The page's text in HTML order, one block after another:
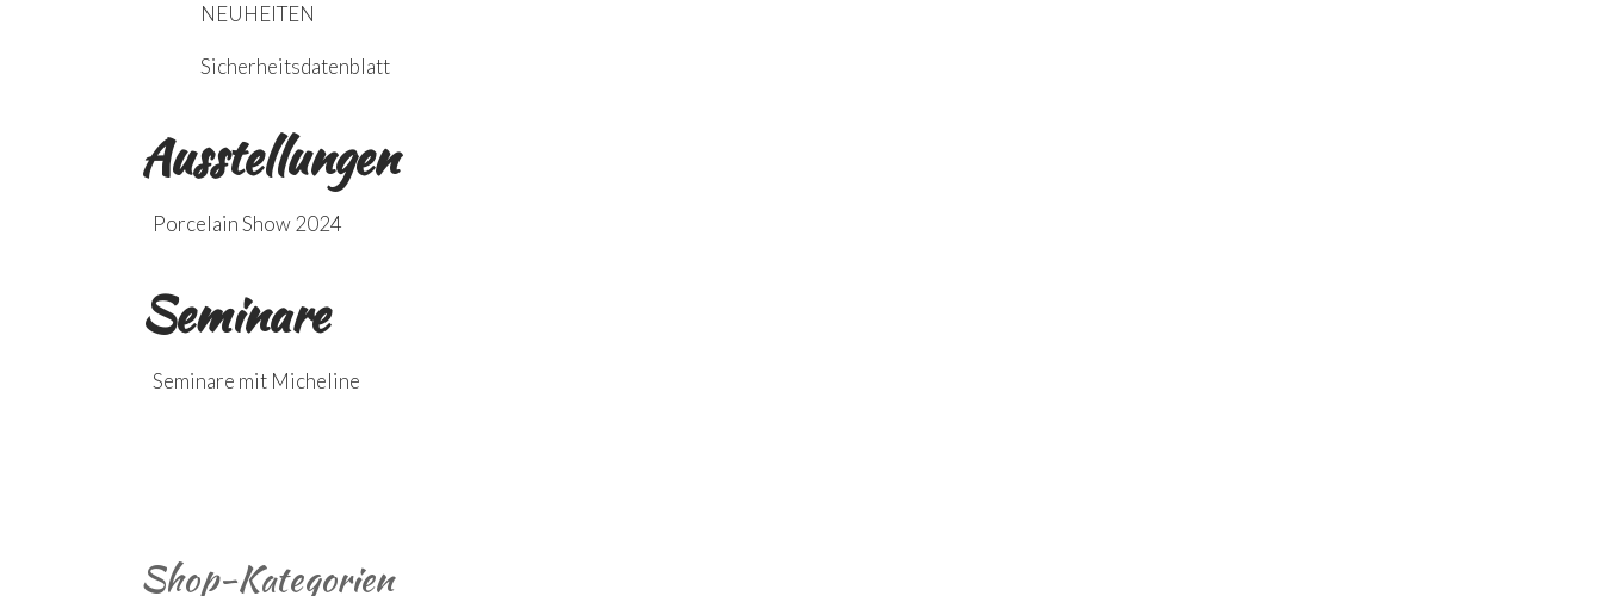
NEUHEITEN
Sicherheitsdatenblatt
Ausstellungen
Porcelain Show 2024
Seminare
Seminare mit Micheline
Shop-Kategorien